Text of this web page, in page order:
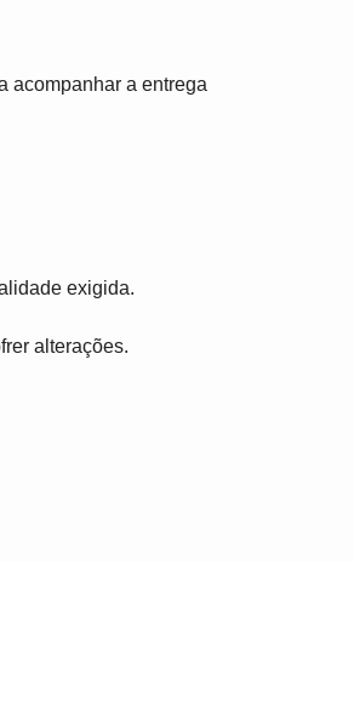
acompanhar a entrega
exigida.
alterações.